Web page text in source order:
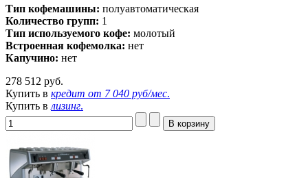
Тип кофемашины: полуавтоматическая
Количество групп: 1
Тип используемого кофе: молотый
Встроенная кофемолка: нет
Капучино: нет
278 512 руб.
Купить в кредит от 7 040 руб/мес.
Купить в лизинг.